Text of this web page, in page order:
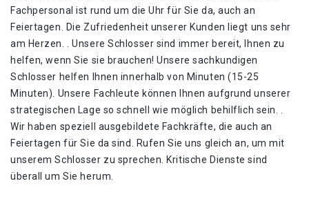
Fachpersonal ist rund um die Uhr für Sie da, auch an
Feiertagen. Die Zufriedenheit unserer Kunden liegt uns sehr
am Herzen. . Unsere Schlosser sind immer bereit, Ihnen zu
helfen, wenn Sie sie brauchen! Unsere sachkundigen
Schlosser helfen Ihnen innerhalb von Minuten (15-25
Minuten). Unsere Fachleute können Ihnen aufgrund unserer
strategischen Lage so schnell wie möglich behilflich sein. .
Wir haben speziell ausgebildete Fachkräfte, die auch an
Feiertagen für Sie da sind. Rufen Sie uns gleich an, um mit
unserem Schlosser zu sprechen. Kritische Dienste sind
überall um Sie herum.